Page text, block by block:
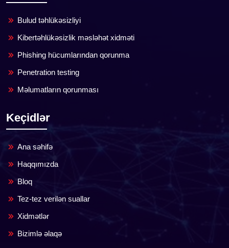
Bulud təhlükəsizliyi
Kibertəhlükəsizlik məsləhət xidməti
Phishing hücumlarından qorunma
Penetration testing
Məlumatların qorunması
Keçidlər
Ana səhifə
Haqqımızda
Bloq
Tez-tez verilən suallar
Xidmətlər
Bizimlə əlaqə